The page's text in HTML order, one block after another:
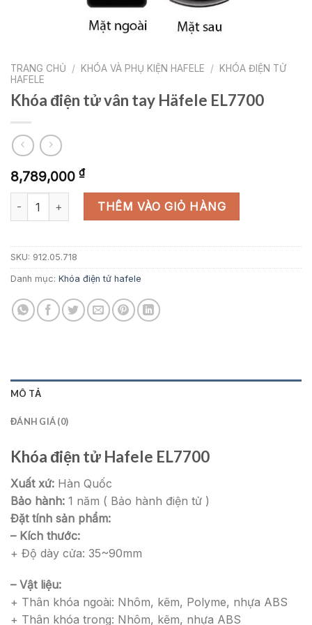
TRANG CHỦ / KHÓA VÀ PHỤ KIỆN HAFELE /
KHÓA ĐIỆN TỬ
HAFELE
Khóa điện tử vân tay Häfele EL7700
8,789,000 ₫
Khóa điện tử vân tay Häfele EL7700 số lượng
THÊM VÀO GIỎ HÀNG
SKU: 912.05.718
Danh mục: Khóa điện tử hafele
MÔ TẢ
ĐÁNH GIÁ (0)
Khóa điện tử Hafele EL7700
Xuất xứ: Hàn Quốc
Bảo hành: 1 năm ( Bảo hành điện tử )
Đặt tính sản phẩm:
– Kích thước:
+ Độ dày cửa: 35~90mm
– Vật liệu:
+ Thân khóa ngoài: Nhôm, kẽm, Polyme, nhựa ABS
+ Thân khóa trong: Nhôm, kẽm, nhựa ABS